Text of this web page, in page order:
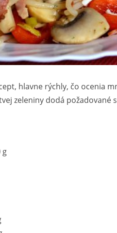
hlavne rýchly, čo ocenia
zeleniny dodá požadované
g